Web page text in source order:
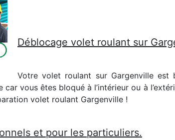
Déblocage volet roulant sur
Votre volet roulant sur Gargenville
vous êtes bloqué à l’intérieur ou à
volet roulant Gargenville !
et pour les particuliers.